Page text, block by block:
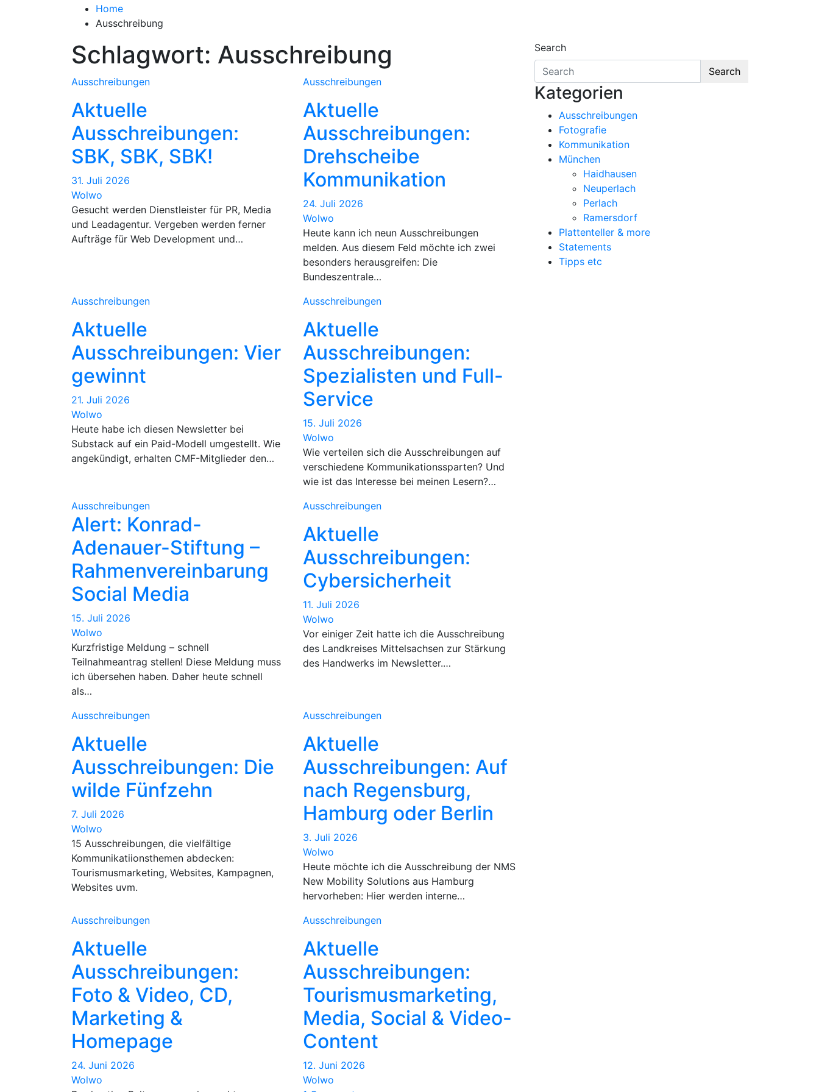
Home
Ausschreibung
Schlagwort: Ausschreibung
Ausschreibungen
Aktuelle
Ausschreibungen:
SBK, SBK, SBK!
31. Juli 2026
Wolwo
Gesucht werden Dienstleister für PR, Media
und Leadagentur. Vergeben werden ferner
Aufträge für Web Development und…
Ausschreibungen
Aktuelle
Ausschreibungen:
Drehscheibe
Kommunikation
24. Juli 2026
Wolwo
Heute kann ich neun Ausschreibungen
melden. Aus diesem Feld möchte ich zwei
besonders herausgreifen: Die
Bundeszentrale…
Ausschreibungen
Aktuelle
Ausschreibungen: Vier
gewinnt
21. Juli 2026
Wolwo
Heute habe ich diesen Newsletter bei
Substack auf ein Paid-Modell umgestellt. Wie
angekündigt, erhalten CMF-Mitglieder den…
Ausschreibungen
Aktuelle
Ausschreibungen:
Spezialisten und Full-
Service
15. Juli 2026
Wolwo
Wie verteilen sich die Ausschreibungen auf
verschiedene Kommunikationssparten? Und
wie ist das Interesse bei meinen Lesern?…
Ausschreibungen
Alert: Konrad-
Adenauer-Stiftung –
Rahmenvereinbarung
Social Media
15. Juli 2026
Wolwo
Kurzfristige Meldung – schnell
Teilnahmeantrag stellen! Diese Meldung muss
ich übersehen haben. Daher heute schnell
als…
Ausschreibungen
Aktuelle
Ausschreibungen:
Cybersicherheit
11. Juli 2026
Wolwo
Vor einiger Zeit hatte ich die Ausschreibung
des Landkreises Mittelsachsen zur Stärkung
des Handwerks im Newsletter.…
Ausschreibungen
Aktuelle
Ausschreibungen: Die
wilde Fünfzehn
7. Juli 2026
Wolwo
15 Ausschreibungen, die vielfältige
Kommunikatiionsthemen abdecken:
Tourismusmarketing, Websites, Kampagnen,
Websites uvm.
Ausschreibungen
Aktuelle
Ausschreibungen: Auf
nach Regensburg,
Hamburg oder Berlin
3. Juli 2026
Wolwo
Heute möchte ich die Ausschreibung der NMS
New Mobility Solutions aus Hamburg
hervorheben: Hier werden interne…
Ausschreibungen
Aktuelle
Ausschreibungen:
Foto & Video, CD,
Marketing &
Homepage
24. Juni 2026
Wolwo
Ausschreibungen
Aktuelle
Ausschreibungen:
Tourismusmarketing,
Media, Social & Video-
Content
12. Juni 2026
Wolwo
Search
Search
Kategorien
Ausschreibungen
Fotografie
Kommunikation
München
Haidhausen
Neuperlach
Perlach
Ramersdorf
Plattenteller & more
Statements
Tipps etc